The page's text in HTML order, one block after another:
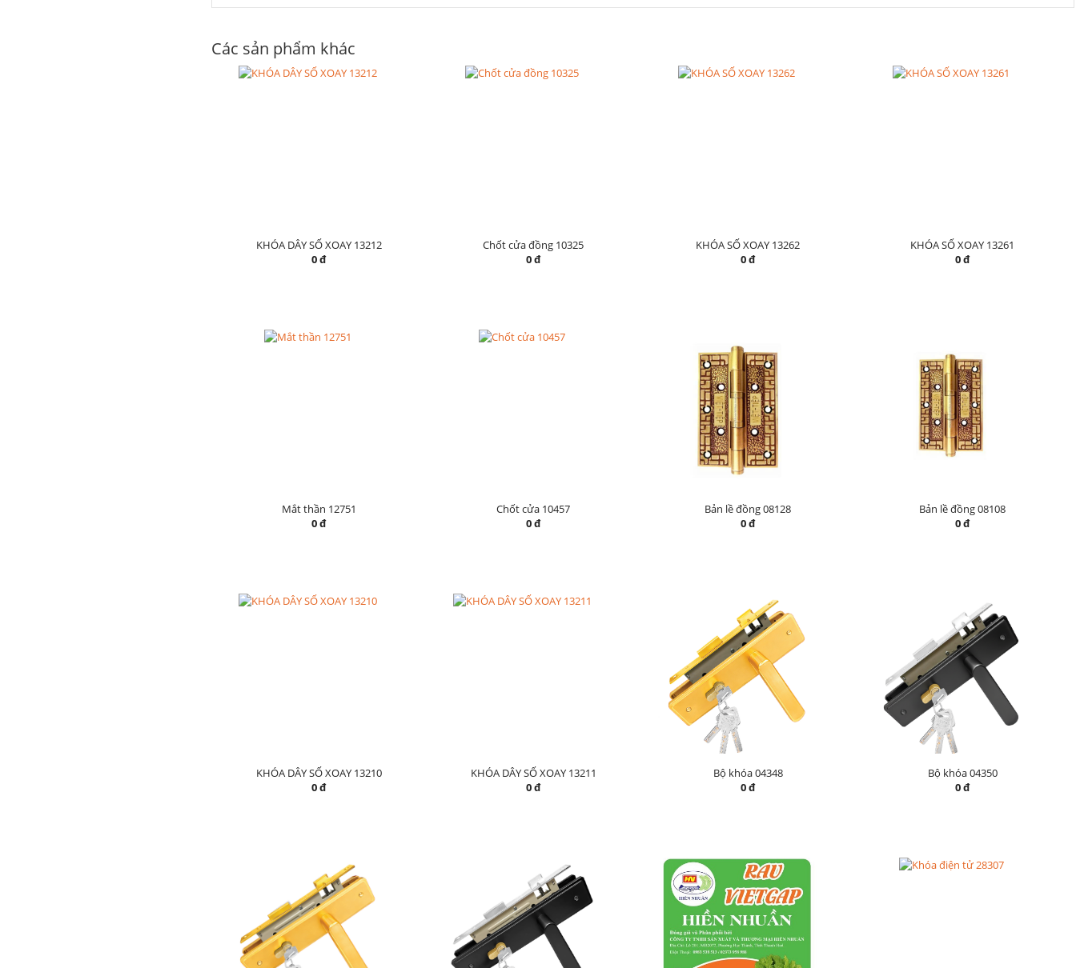
Các sản phẩm khác
KHÓA DÂY SỐ XOAY 13212
0 đ
Chốt cửa đồng 10325
0 đ
KHÓA SỐ XOAY 13262
0 đ
KHÓA SỐ XOAY 13261
0 đ
Mắt thần 12751
0 đ
Chốt cửa 10457
0 đ
Bản lề đồng 08128
0 đ
Bản lề đồng 08108
0 đ
KHÓA DÂY SỐ XOAY 13210
0 đ
KHÓA DÂY SỐ XOAY 13211
0 đ
Bộ khóa 04348
0 đ
Bộ khóa 04350
0 đ